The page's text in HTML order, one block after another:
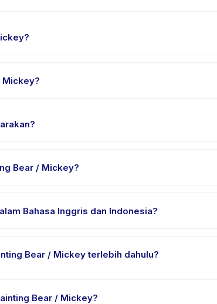
Mickey?
Bear / Mickey?
Bahasa Inggris dan Indonesia?
Bear / Mickey terlebih dahulu?
Bear / Mickey?